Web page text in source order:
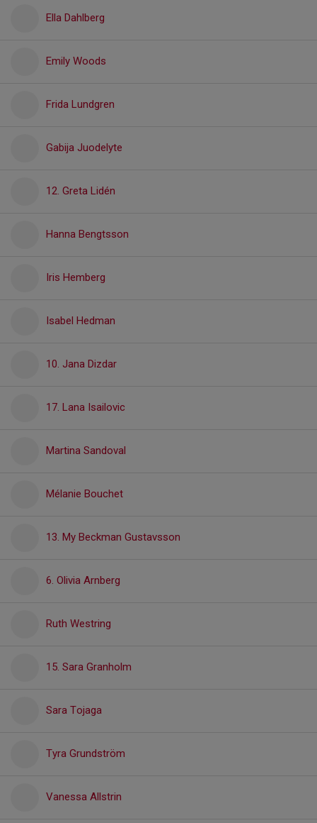
Ella Dahlberg
Emily Woods
Frida Lundgren
Gabija Juodelyte
12. Greta Lidén
Hanna Bengtsson
Iris Hemberg
Isabel Hedman
10. Jana Dizdar
17. Lana Isailovic
Martina Sandoval
Mélanie Bouchet
13. My Beckman Gustavsson
6. Olivia Arnberg
Ruth Westring
15. Sara Granholm
Sara Tojaga
Tyra Grundström
Vanessa Allstrin